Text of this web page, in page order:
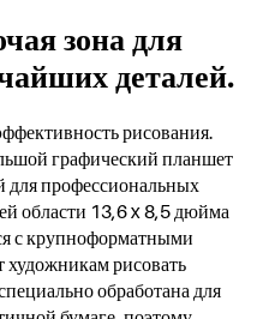
зона для
деталей.
рисования.
графический планшет
для профессиональных
области 13,6 x 8,5 дюйма
с крупноформатными
художникам рисовать
обработана для